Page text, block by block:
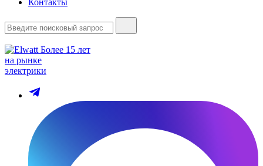
Контакты
Более 15 лет
на рынке
электрики